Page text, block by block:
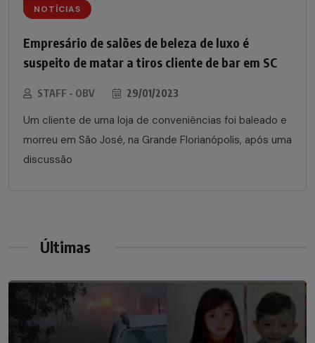
NOTÍCIAS
Empresário de salões de beleza de luxo é
suspeito de matar a tiros cliente de bar em SC
STAFF - OBV 29/01/2023
Um cliente de uma loja de conveniências foi baleado e
morreu em São José, na Grande Florianópolis, após uma
discussão
Últimas